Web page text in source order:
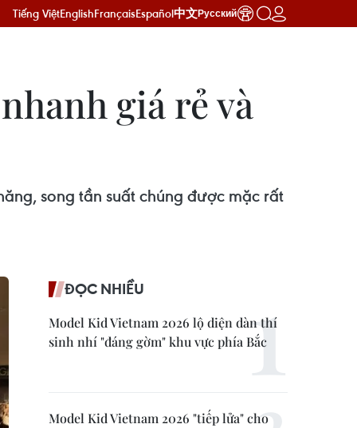
Tiếng ViệtEnglishFrançaisEspañol中文Русский
giá rẻ và
song tần suất chúng được mặc rất
ĐỌC NHIỀU
Model Kid Vietnam 2026 lộ diện dàn thí
sinh nhí "đáng gờm" khu vực phía Bắc
Model Kid Vietnam 2026 "tiếp lửa" cho